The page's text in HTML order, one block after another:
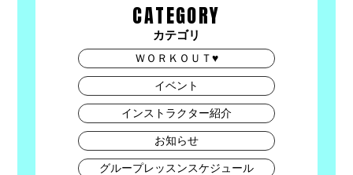
CATEGORY
カテゴリ
ＷＯＲＫＯＵＴ♥
イベント
インストラクター紹介
お知らせ
グループレッスンスケジュール